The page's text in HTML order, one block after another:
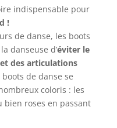
indispensable pour
!
de danse, les boots
danseuse d’éviter le
des articulations
de danse se
coloris : les
roses en passant